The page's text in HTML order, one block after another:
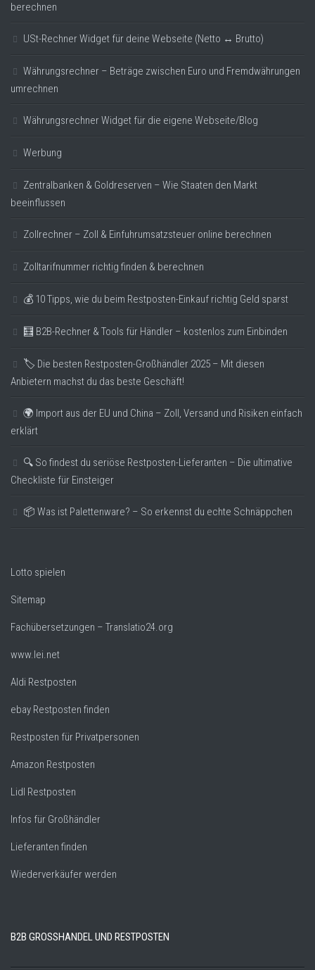
berechnen
USt-Rechner Widget für deine Webseite (Netto ↔ Brutto)
Währungsrechner – Beträge zwischen Euro und Fremdwährungen
umrechnen
Währungsrechner Widget für die eigene Webseite/Blog
Werbung
Zentralbanken & Goldreserven – Wie Staaten den Markt
beeinflussen
Zollrechner – Zoll & Einfuhrumsatzsteuer online berechnen
Zolltarifnummer richtig finden & berechnen
💰 10 Tipps, wie du beim Restposten-Einkauf richtig Geld sparst
🧮 B2B-Rechner & Tools für Händler – kostenlos zum Einbinden
🏷️ Die besten Restposten-Großhändler 2025 – Mit diesen
Anbietern machst du das beste Geschäft!
🌍 Import aus der EU und China – Zoll, Versand und Risiken einfach
erklärt
🔍 So findest du seriöse Restposten-Lieferanten – Die ultimative
Checkliste für Einsteiger
📦 Was ist Palettenware? – So erkennst du echte Schnäppchen
Lotto spielen
Sitemap
Fachübersetzungen – Translatio24.org
www.lei.net
Aldi Restposten
ebay Restposten finden
Restposten für Privatpersonen
Amazon Restposten
Lidl Restposten
Infos für Großhändler
Lieferanten finden
Wiederverkäufer werden
B2B GROSSHANDEL UND RESTPOSTEN